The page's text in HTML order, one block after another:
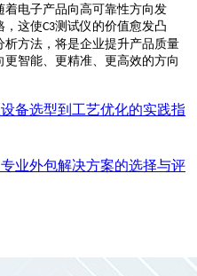
电子产品向高可靠性方向发
，这使C3测试仪的价值愈发凸
方法，将是企业提升产品质量
更智能、更精准、更高效的方向
备选型到工艺优化的实践指
业外包解决方案的选择与评